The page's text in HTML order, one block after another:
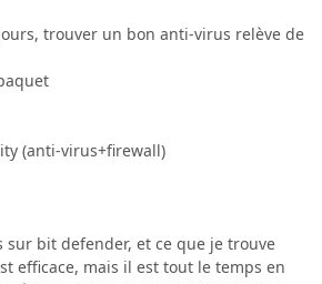
trouver un bon anti-virus relève de
(anti-virus+firewall)
sur bit defender, et ce que je trouve
efficace, mais il est tout le temps en